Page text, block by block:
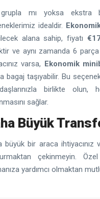
mı yoksa ekstra
idealdir.
alana sahip, fiyatı
ve aynı zamanda 6 parça
varsa, Ekonomik
bagaj taşıyabilir. Bu
birlikte
sağlar.
Büyük
büyük bir araca ihtiyacınız
çekinmeyin.
yardımcı olmaktan